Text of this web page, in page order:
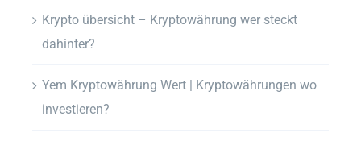
Krypto übersicht – Kryptowährung wer steckt
dahinter?
Yem Kryptowährung Wert | Kryptowährungen wo
investieren?